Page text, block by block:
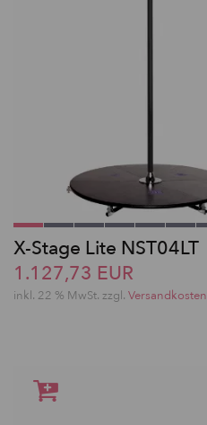
X-Stage Lite NST04LT
1.127,73 EUR
inkl. 22 % MwSt. zzgl. Versandkosten